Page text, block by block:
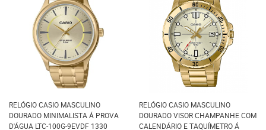
RELÓGIO CASIO MASCULINO
DOURADO MINIMALISTA Á PROVA
D'ÁGUA LTC-100G-9EVDF 1330
RELÓGIO CASIO MASCULINO
DOURADO VISOR CHAMPANHE COM
CALENDÁRIO E TAQUÍMETRO Á